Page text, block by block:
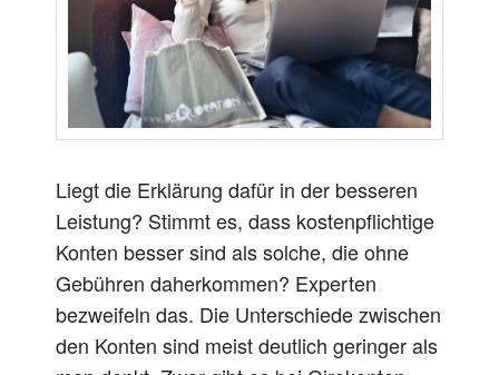
Liegt die Erklärung dafür in der besseren
Leistung? Stimmt es, dass kostenpflichtige
Konten besser sind als solche, die ohne
Gebühren daherkommen? Experten
bezweifeln das. Die Unterschiede zwischen
den Konten sind meistdeutlich geringer als